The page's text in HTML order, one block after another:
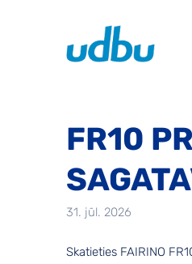
FR10
31. jūl. 2026
Skatieties FAIRINO